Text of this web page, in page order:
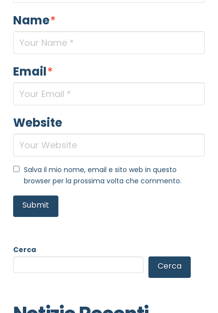
Name*
Email*
Website
Salva il mio nome, email e sito web in questo
browser per la prossima volta che commento.
Cerca
Cerca